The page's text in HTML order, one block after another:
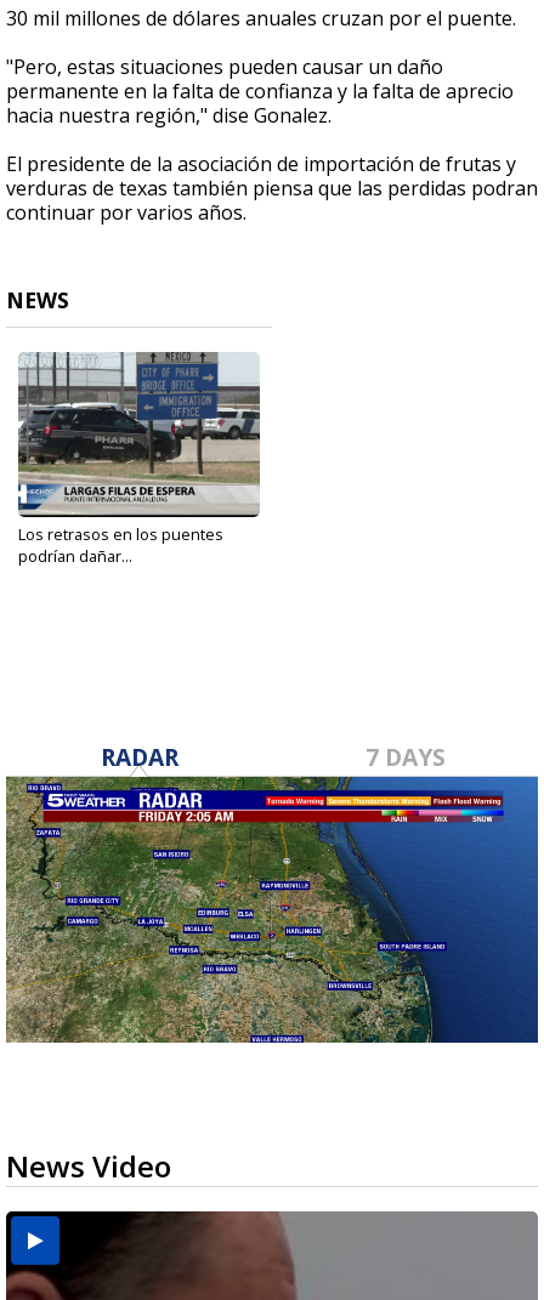
30 mil millones de dólares anuales cruzan por el puente.
"Pero, estas situaciones pueden causar un daño
permanente en la falta de confianza y la falta de aprecio
hacia nuestra región," dise Gonalez.
El presidente de la asociación de importación de frutas y
verduras de texas también piensa que las perdidas podran
continuar por varios años.
NEWS
Los retrasos en los puentes
podrían dañar...
RADAR 7 DAYS
News Video